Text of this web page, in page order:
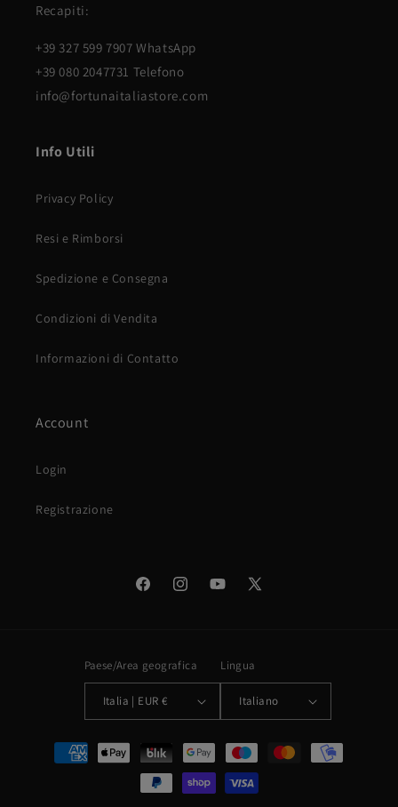
Recapiti:
+39 327 599 7907 WhatsApp
+39 080 2047731 Telefono
info@fortunaitaliastore.com
Info Utili
Privacy Policy
Resi e Rimborsi
Spedizione e Consegna
Condizioni di Vendita
Informazioni di Contatto
Account
Login
Registrazione
FacebookInstagramYouTube
X
Paese/Area geografica
Italia | EUR €
Lingua
Italiano
Metodi